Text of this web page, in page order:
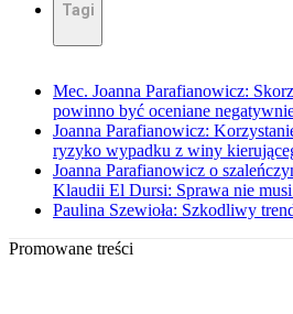
Tagi
Mec. Joanna Parafianowicz:
powinno być oceniane
Joanna Parafianowicz:
ryzyko wypadku z winy
Joanna Parafianowicz o
Klaudii El Dursi: Sprawa nie
Paulina Szewioła: Szkodliwy
Promowane treści